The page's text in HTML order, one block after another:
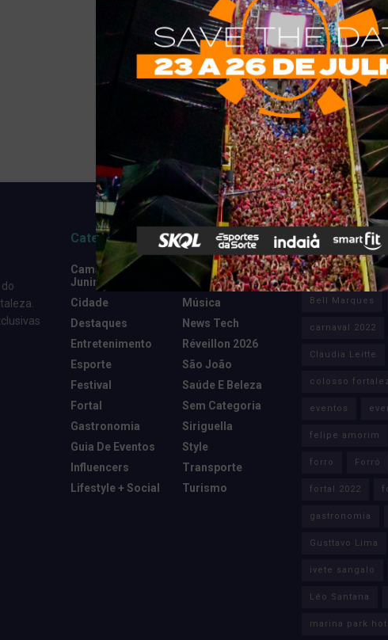
Categorias
Camarote Vip
Junino
Cidade
Destaques
Entretenimento
Esporte
Festival
Fortal
Gastronomia
Guia De Eventos
Influencers
Lifestyle + Social
Marketing E
Negócios
Música
News Tech
Réveillon 2026
São João
Saúde E Beleza
Sem Categoria
Siriguella
Style
Transporte
Turismo
Tags
Anitta Axé
Bell Marques
carnaval 2022
Claudia Leitte
colosso
eventos
felipe amorim
forro Forró
fortal 2022
gastronomia
Gusttavo Lima
ivete sangalo
Léo Santana
marina park